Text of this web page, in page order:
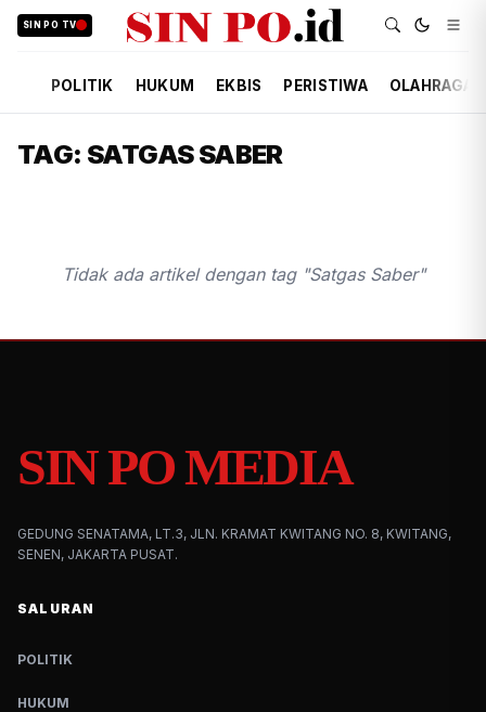
SIN PO TV
POLITIK HUKUM EKBIS PERISTIWA OLAHRAGA
TAG: SATGAS SABER
Tidak ada artikel dengan tag "Satgas Saber"
SIN PO MEDIA
GEDUNG SENATAMA, LT.3, JLN. KRAMAT KWITANG NO. 8, KWITANG,
SENEN, JAKARTA PUSAT.
SALURAN
POLITIK
HUKUM